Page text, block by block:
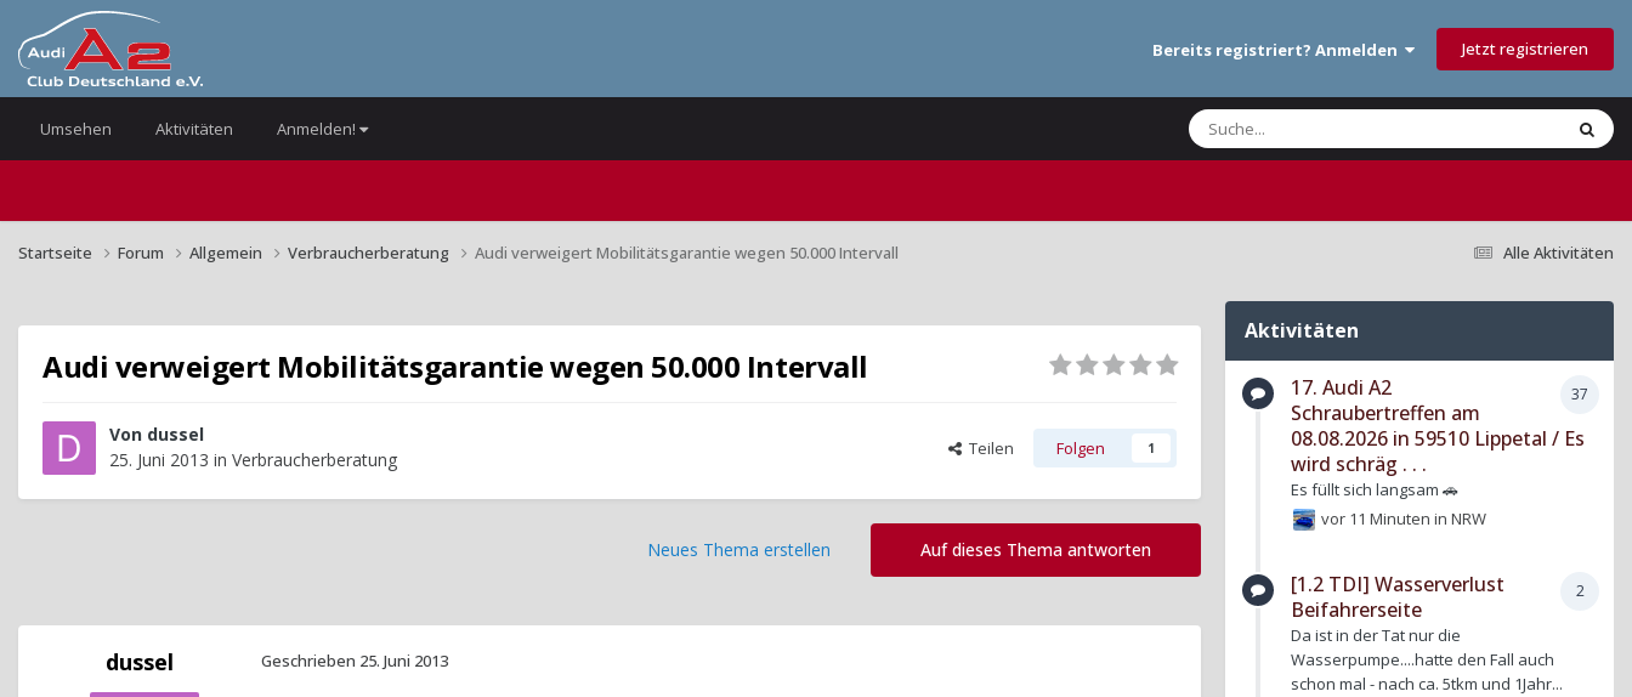
Bereits registriert? Anmelden Jetzt registrieren
Umsehen Aktivitäten Anmelden!
Alle Aktivitäten
Startseite Forum Allgemein Verbraucherberatung Audi verweigert Mobilitätsgarantie wegen 50.000 Intervall
Audi verweigert Mobilitätsgarantie wegen 50.000 Intervall
Von dussel
25. Juni 2013 in Verbraucherberatung Teilen Folgen 1
Auf dieses Thema antworten
Neues Thema erstellen
dussel Geschrieben 25. Juni 2013
Aktivitäten
37
17. Audi A2
Schraubertreffen am
08.08.2026 in 59510 Lippetal / Es
wird schräg . . .
Es füllt sich langsam 🚗
vor 11 MinuteninNRW
2
[1.2 TDI] Wasserverlust
Beifahrerseite
Da ist in der Tat nur die
Wasserpumpe....hatte den Fall auch
schon mal - nach ca. 5tkm und 1Jahr...